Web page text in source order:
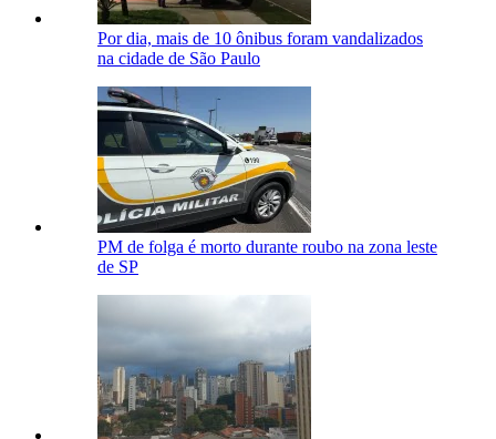
Por dia, mais de 10 ônibus foram vandalizados
na cidade de São Paulo
PM de folga é morto durante roubo na zona leste
de SP